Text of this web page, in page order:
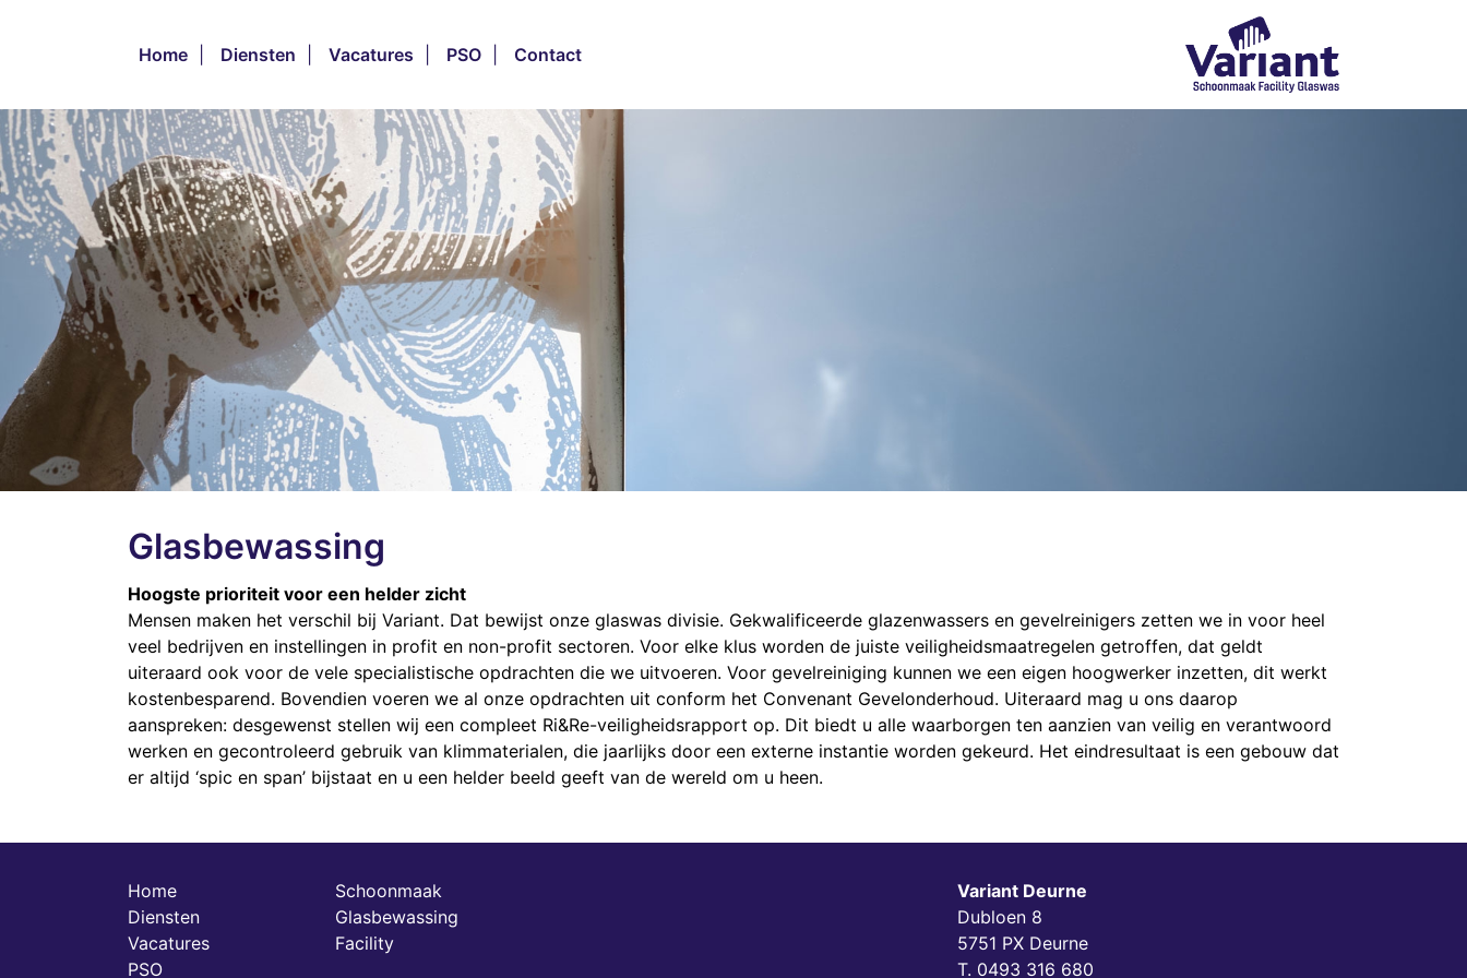
Home Diensten Vacatures PSO Contact
Glasbewassing
Hoogste prioriteit voor een helder zicht
Mensen maken het verschil bij Variant. Dat bewijst onze glaswas divisie. Gekwalificeerde glazenwassers en gevelreinigers zetten we in voor heel
veel bedrijven en instellingen in profit en non-profit sectoren. Voor elke klus worden de juiste veiligheidsmaatregelen getroffen, dat geldt
uiteraard ook voor de vele specialistische opdrachten die we uitvoeren. Voor gevelreiniging kunnen we een eigen hoogwerker inzetten, dit werkt
kostenbesparend. Bovendien voeren we al onze opdrachten uit conform het Convenant Gevelonderhoud. Uiteraard mag u ons daarop
aanspreken: desgewenst stellen wij een compleet Ri&Re-veiligheidsrapport op. Dit biedt u alle waarborgen ten aanzien van veilig en verantwoord
werken en gecontroleerd gebruik van klimmaterialen, die jaarlijks door een externe instantie worden gekeurd. Het eindresultaat is een gebouw dat
er altijd ‘spic en span’ bijstaat en u een helder beeld geeft van de wereld om u heen.
Variant Deurne
Dubloen 8
5751 PX Deurne
T. 0493 316 680
Home
Diensten
Vacatures
PSO
Schoonmaak
Glasbewassing
Facility